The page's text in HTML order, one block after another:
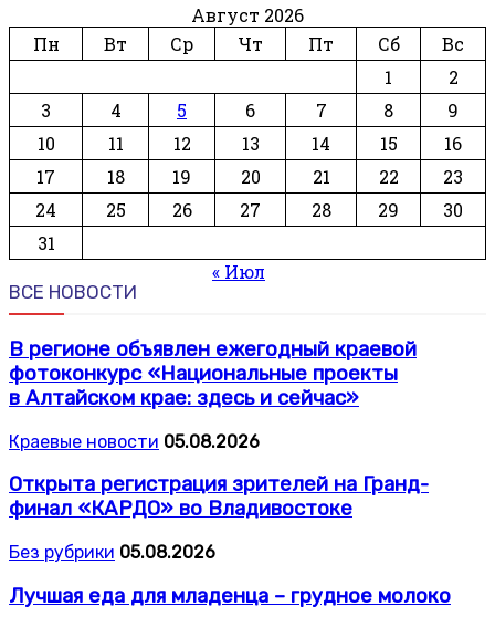
Август 2026
Пн
Вт Ср Чт Пт Сб
Вс
1
2
3
4 5 6 7 8
9
10
11 12 13 14 15
16
17
18 19 20 21 22
23
24
25 26 27 28 29
30
31
« Июл
ВСЕ НОВОСТИ
В регионе объявлен ежегодный краевой
фотоконкурс «Национальные проекты
в Алтайском крае: здесь и сейчас»
Краевые новости 05.08.2026
Открыта регистрация зрителей на Гранд-
финал «КАРДО» во Владивостоке
Без рубрики 05.08.2026
Лучшая еда для младенца – грудное молоко